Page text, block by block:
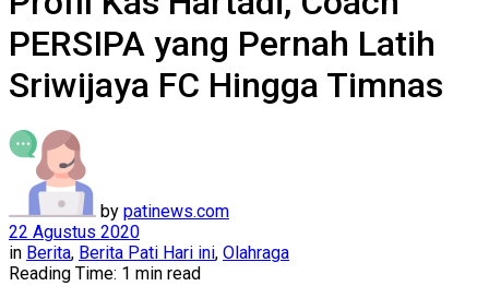
PERSIPA yang Pernah Latih
Sriwijaya FC Hingga Timnas
by patinews.com
22 Agustus 2020
in Berita, Berita Pati Hari ini, Olahraga
Reading Time: 1 min read